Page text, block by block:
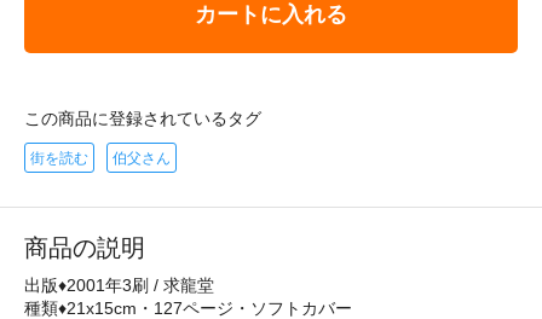
カートに入れる
この商品に登録されているタグ
街を読む 伯父さん
商品の説明
出版♦2001年3刷 / 求龍堂
種類♦21x15cm・127ページ・ソフトカバー